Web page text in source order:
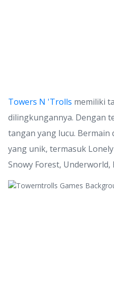
Towers N 'Trolls memiliki
dilingkungannya. Dengan
tangan yang lucu. Bermain
yang unik, termasuk
Snowy Forest, Underworld,